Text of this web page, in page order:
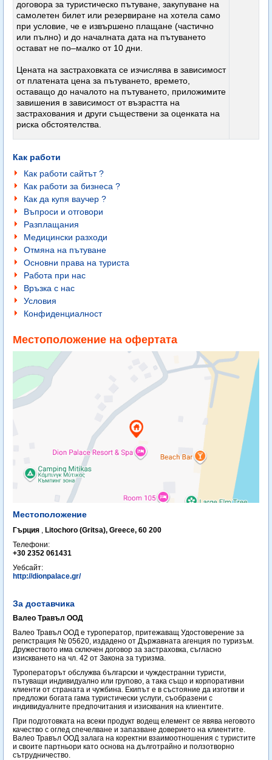
договора за туристическо пътуване, закупуване на
самолетен билет или резервиране на хотела само
при условие, че е извършено плащане (частично
или пълно) и до началната дата на пътуването
остават не по–малко от 10 дни.
Цената на застраховката се изчислява в зависимост
от платената цена за пътуването, времето,
оставащо до началото на пътуването, приложимите
завишения в зависимост от възрастта на
застрахования и други съществени за оценката на
риска обстоятелства.
Как работи
Как работи сайтът ?
Как работи за бизнеса ?
Как да купя ваучер ?
Въпроси и отговори
Разплащания
Медицински разходи
Отмяна на пътуване
Основни права на туриста
Работа при нас
Връзка с нас
Условия
Конфиденциалност
Местоположение на офертата
Местоположение
Гърция , Litochoro (Gritsa), Greece, 60 200
Телефони:
+30 2352 061431 ‎
Уебсайт:
http://dionpalace.gr/
За доставчика
Валео Травъл ООД
Валео Травъл ООД е туроператор, притежаващ Удостоверение за
регистрация № 05620, издадено от Държавната агенция по туризъм.
Дружеството има сключен договор за застраховка, съгласно
изискването на чл. 42 от Закона за туризма.
Туроператорът обслужва български и чуждестранни туристи,
пътуващи индивидуално или групово, а така също и корпоративни
клиенти от страната и чужбина. Екипът е в състояние да изготви и
предложи богата гама туристически услуги, съобразени с
индивидуалните предпочитания и изисквания на клиентите.
При подготовката на всеки продукт водещ елемент се явява неговото
качество с оглед спечелване и запазване доверието на клиентите.
Валео Травъл ООД залага на коректни взаимоотношения с туристите
и своите партньори като основа на дълготрайно и ползотворно
сътрудничество.